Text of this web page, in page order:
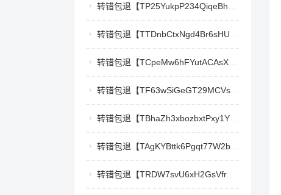
转错包退【TP25YukpP234QiqeBhgnmga3NXXmCSY22R】客服TeleGram:【@TrxEm】
转错包退【TTDnbCtxNgd4Br6sHUJ1qnw1mHQywZfbgD】客服TeleGram:【@TrxEm】
转错包退【TCpeMw6hFYutACAsXkX3UvyCUjec17MoLF】客服TeleGram:【@TrxEm】
转错包退【TF63wSiGeGT29MCVswWQ5eAr6xD9LkQBPm】客服TeleGram:【@TrxEm】
转错包退【TBhaZh3xbozbxtPxy1YF4QaK2e77777777】客服TeleGram:【@TrxEm】
转错包退【TAgKYBttk6Pgqt77W2bg3Kmyk3RyjoZEti】客服TeleGram:【@TrxEm】
转错包退【TRDW7svU6xH2GsVfr7TqAZQ412cwxbMpBK】客服TeleGram:【@TrxEm】